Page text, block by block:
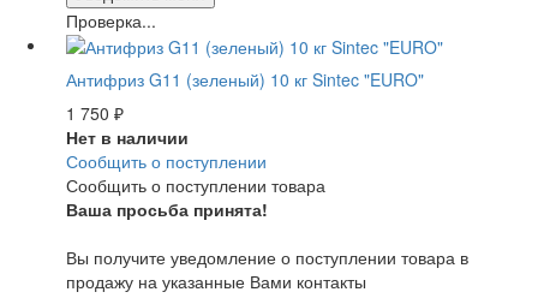
Проверка...
Антифриз G11 (зеленый) 10 кг Sintec "EURO"
1 750 ₽
Нет в наличии
Сообщить о поступлении
Сообщить о поступлении товара
Ваша просьба принята!
Вы получите уведомление о поступлении товара в
продажу на указанные Вами контакты